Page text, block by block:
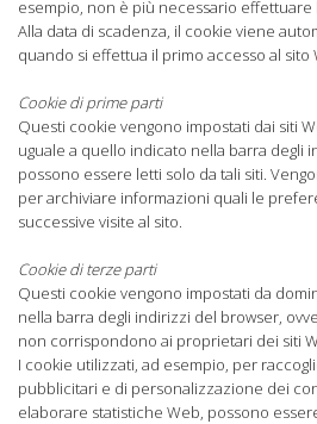
esempio, non è più necessario effettuare
Alla data di scadenza, il cookie viene
quando si effettua il primo accesso al sito
Cookie di prime parti
Questi cookie vengono impostati dai siti
uguale a quello indicato nella barra degli
possono essere letti solo da tali siti.
per archiviare informazioni quali le
successive visite al sito.
Cookie di terze parti
Questi cookie vengono impostati da
nella barra degli indirizzi del browser,
non corrispondono ai proprietari dei siti
I cookie utilizzati, ad esempio, per
pubblicitari e di personalizzazione dei
elaborare statistiche Web, possono